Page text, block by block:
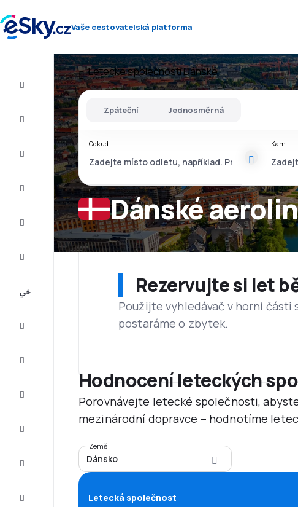
Vaše cestovatelská platforma
Let+Hotel
Letenky
Dovolená
2026/27
Letecké společnostiDánské
Dánské
Zpáteční Jednosměrná
Odkud Kam
Rezervujte si let
Použijte vyhledávač v horní části
postaráme o zbytek.
Hodnocení leteckých
Porovnávejte letecké společnosti,
mezinárodní dopravce – hodnotíme
Země
Dánsko
Letecká společnost